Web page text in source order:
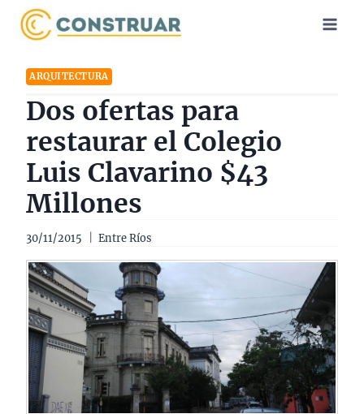
Saltar
ARQUITECTURA
Dos ofertas para
restaurar el Colegio
Luis Clavarino $43
Millones
30/11/2015 Entre Ríos